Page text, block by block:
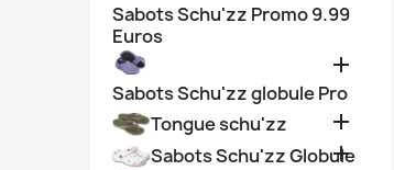
Sabots Schu'zz Promo 9.99
Euros
Sabots Schu'zz globule Pro

Tongue schu'zz 
Sabots Schu'zz Globule
